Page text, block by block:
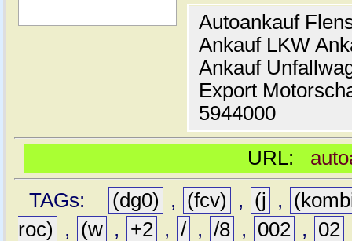
Autoankauf
Ankauf LKW
Ankauf
Export
5944000
URL:
TAGs:
(dg0) , (fcv) , (j ,
roc)
, (w , +2 , / , /8 , 002 , 02